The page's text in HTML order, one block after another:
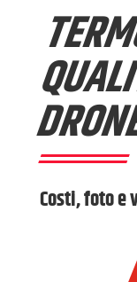
Costi, foto e